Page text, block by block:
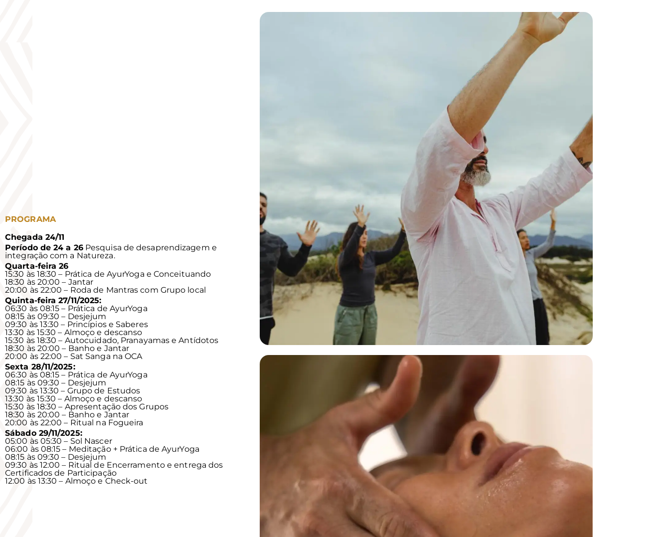
PROGRAMA
Chegada 24/11
Período de 24 a 26Pesquisa de desaprendizagem e
integração com a Natureza.
Quarta-feira 26
15:30 às 18:30 – Prática de AyurYoga e Conceituando
18:30 às 20:00 – Jantar
20:00 às 22:00 – Roda de Mantras com Grupo local
Quinta-feira 27/11/2025:
06:30 às 08:15 – Prática de AyurYoga
08:15 às 09:30 – Desjejum
09:30 às 13:30 – Princípios e Saberes
13:30 às 15:30 – Almoço e descanso
15:30 às 18:30 – Autocuidado, Pranayamas e Antídotos
18:30 às 20:00 – Banho e Jantar
20:00 às 22:00 – Sat Sanga na OCA
Sexta 28/11/2025:
06:30 às 08:15 – Prática de AyurYoga
08:15 às 09:30 – Desjejum
09:30 às 13:30 – Grupo de Estudos
13:30 às 15:30 – Almoço e descanso
15:30 às 18:30 – Apresentação dos Grupos
18:30 às 20:00 – Banho e Jantar
20:00 às 22:00 – Ritual na Fogueira
Sábado 29/11/2025:
05:00 às 05:30 – Sol Nascer
06:00 às 08:15 – Meditação + Prática de AyurYoga
08:15 às 09:30 – Desjejum
09:30 às 12:00 – Ritual de Encerramento e entrega dos
Certificados de Participação
12:00 às 13:30 – Almoço e Check-out